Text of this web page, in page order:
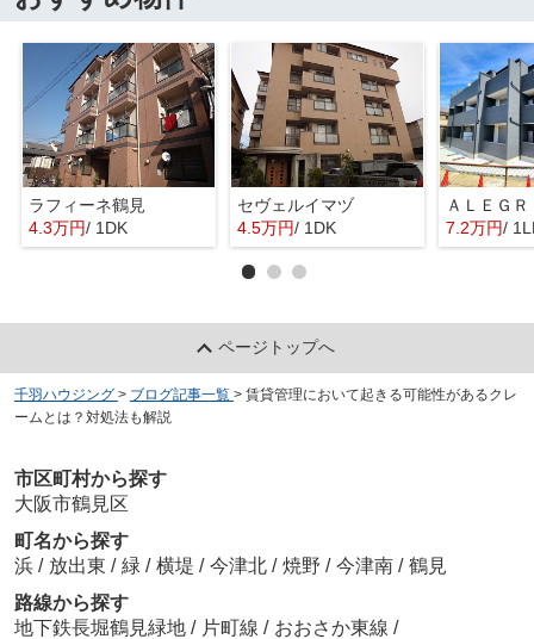
ラフィーネ鶴見
4.3万円/ 1DK
セヴェルイマヅ
4.5万円/ 1DK 7.2万円/
ページトップへ
千羽ハウジング > ブログ記事一覧 > 賃貸管理において起きる可能性があるクレ
ームとは？対処法も解説
市区町村から探す
大阪市鶴見区
町名から探す
浜 / 放出東 / 緑 / 横堤 / 今津北 / 焼野 / 今津南 / 鶴見
路線から探す
地下鉄長堀鶴見緑地 / 片町線 / おおさか東線 /